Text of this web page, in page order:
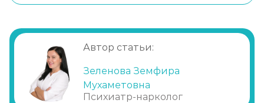
Автор статьи:
Зеленова Земфира
Мухаметовна
Психиатр-нарколог